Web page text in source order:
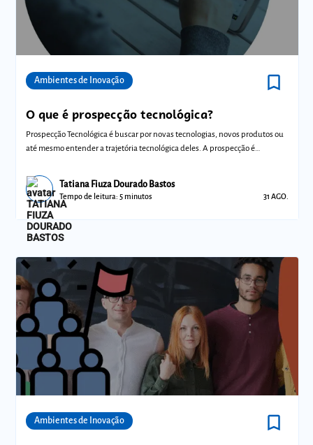
Ambientes de Inovação bookmark_border
O que é prospecção tecnológica?
Prospecção Tecnológica é buscar por novas tecnologias, novos produtos ou
até mesmo entender a trajetória tecnológica deles. A prospecção é
Tatiana Fiuza Dourado Bastos
Tempo de leitura: 5 minutos 31 AGO.
Ambientes de Inovação bookmark_border